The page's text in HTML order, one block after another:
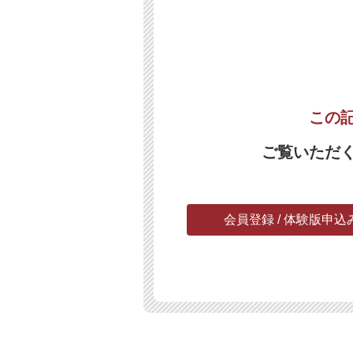
この
ご覧いただ
会員登録 / 体験版申込